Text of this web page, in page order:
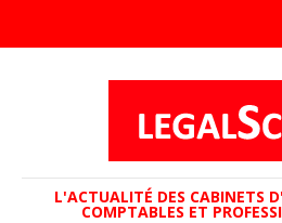
L'ACTUALITÉ DES CABINETS
COMPTABLES ET